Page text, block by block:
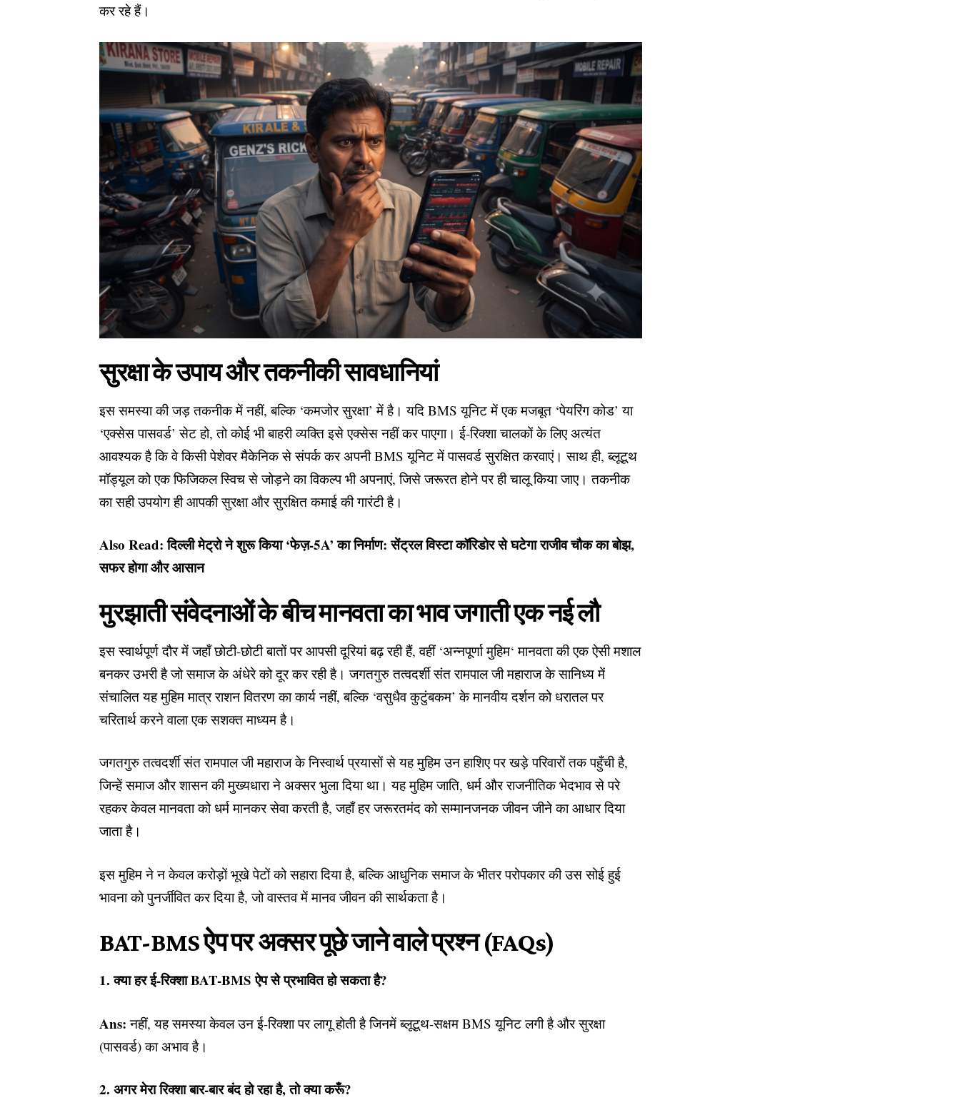
कर रहे हैं।
सुरक्षा के उपाय और तकनीकी सावधानियां
इस समस्या की जड़ तकनीक में नहीं, बल्कि ‘कमजोर सुरक्षा’ में है। यदि BMS यूनिट में एक मजबूत ‘पेयरिंग कोड’ या
‘एक्सेस पासवर्ड’ सेट हो, तो कोई भी बाहरी व्यक्ति इसे एक्सेस नहीं कर पाएगा। ई-रिक्शा चालकों के लिए अत्यंत
आवश्यक है कि वे किसी पेशेवर मैकेनिक से संपर्क कर अपनी BMS यूनिट में पासवर्ड सुरक्षित करवाएं। साथ ही, ब्लूटूथ
मॉड्यूल को एक फिजिकल स्विच से जोड़ने का विकल्प भी अपनाएं, जिसे जरूरत होने पर ही चालू किया जाए। तकनीक
का सही उपयोग ही आपकी सुरक्षा और सुरक्षित कमाई की गारंटी है।
Also Read:दिल्ली मेट्रो ने शुरू किया ‘फेज़-5A’ का निर्माण: सेंट्रल विस्टा कॉरिडोर से घटेगा राजीव चौक का बोझ,
सफर होगा और आसान
मुरझाती संवेदनाओं के बीच मानवता का भाव जगाती एक नई लौ
इस स्वार्थपूर्ण दौर में जहाँ छोटी-छोटी बातों पर आपसी दूरियां बढ़ रही हैं, वहीं ‘अन्नपूर्णा मुहिम‘ मानवता की एक ऐसी मशाल
बनकर उभरी है जो समाज के अंधेरे को दूर कर रही है।जगतगुरु तत्वदर्शी संत रामपाल जी महाराजके सानिध्य में
संचालित यह मुहिम मात्र राशन वितरण का कार्य नहीं, बल्कि ‘वसुधैव कुटुंबकम’ के मानवीय दर्शन को धरातल पर
चरितार्थ करने वाला एक सशक्त माध्यम है।
जगतगुरु तत्वदर्शी संत रामपाल जी महाराज के निस्वार्थ प्रयासों से यह मुहिम उन हाशिए पर खड़े परिवारों तक पहुँची है,
जिन्हें समाज और शासन की मुख्यधारा ने अक्सर भुला दिया था। यह मुहिम जाति, धर्म और राजनीतिक भेदभाव से परे
रहकर केवल मानवता को धर्म मानकर सेवा करती है, जहाँ हर जरूरतमंद को सम्मानजनक जीवन जीने का आधार दिया
जाता है।
इस मुहिम ने न केवल करोड़ों भूखे पेटों को सहारा दिया है, बल्कि आधुनिक समाज के भीतर परोपकार की उस सोई हुई
भावना को पुनर्जीवित कर दिया है, जो वास्तव में मानव जीवन की सार्थकता है।
BAT-BMS ऐप पर अक्सर पूछे जाने वाले प्रश्न (FAQs)
1. क्या हर ई-रिक्शा BAT-BMS ऐप से प्रभावित हो सकता है?
Ans:नहीं, यह समस्या केवल उन ई-रिक्शा पर लागू होती है जिनमें ब्लूटूथ-सक्षम BMS यूनिट लगी है और सुरक्षा
(पासवर्ड) का अभाव है।
2. अगर मेरा रिक्शा बार-बार बंद हो रहा है, तो क्या करूँ?